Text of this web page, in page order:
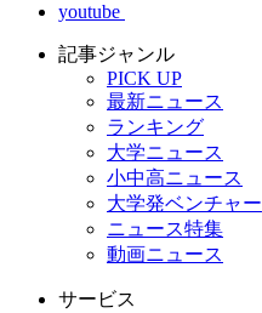
youtube
記事ジャンル
PICK UP
最新ニュース
ランキング
大学ニュース
小中高ニュース
大学発ベンチャー
ニュース特集
動画ニュース
サービス